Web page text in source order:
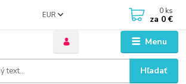
Menu
EUR
Hľadať
0 ks
za 0 €